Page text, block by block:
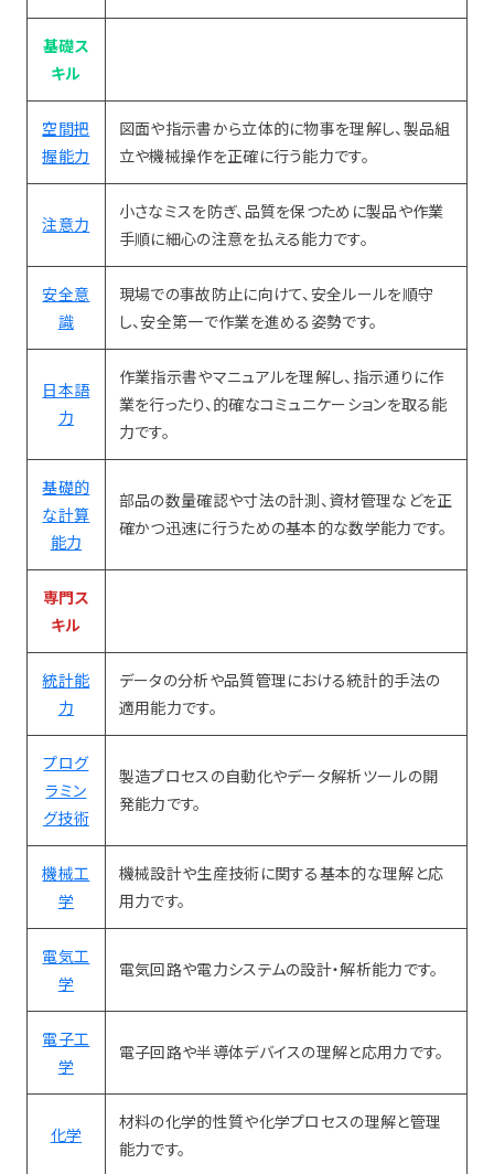
基礎ス
キル
空間把
握能力
図面や指示書から立体的に物事を理解し、製品組
立や機械操作を正確に行う能力です。
注意力
小さなミスを防ぎ、品質を保つために製品や作業
手順に細心の注意を払える能力です。
安全意
識
現場での事故防止に向けて、安全ルールを順守
し、安全第一で作業を進める姿勢です。
日本語
力
作業指示書やマニュアルを理解し、指示通りに作
業を行ったり、的確なコミュニケーションを取る能
力です。
基礎的
な計算
能力
部品の数量確認や寸法の計測、資材管理などを正
確かつ迅速に行うための基本的な数学能力です。
専門ス
キル
統計能
力
​データの分析や品質管理における統計的手法の
適用能力です。
プログ
ラミン
グ技術
​製造プロセスの自動化やデータ解析ツールの開
発能力です。
機械工
学
機械設計や生産技術に関する基本的な理解と応
用力です。
電気工
学
電気回路や電力システムの設計・解析能力です。
電子工
学
電子回路や半導体デバイスの理解と応用力です。
化学
材料の化学的性質や化学プロセスの理解と管理
能力です。